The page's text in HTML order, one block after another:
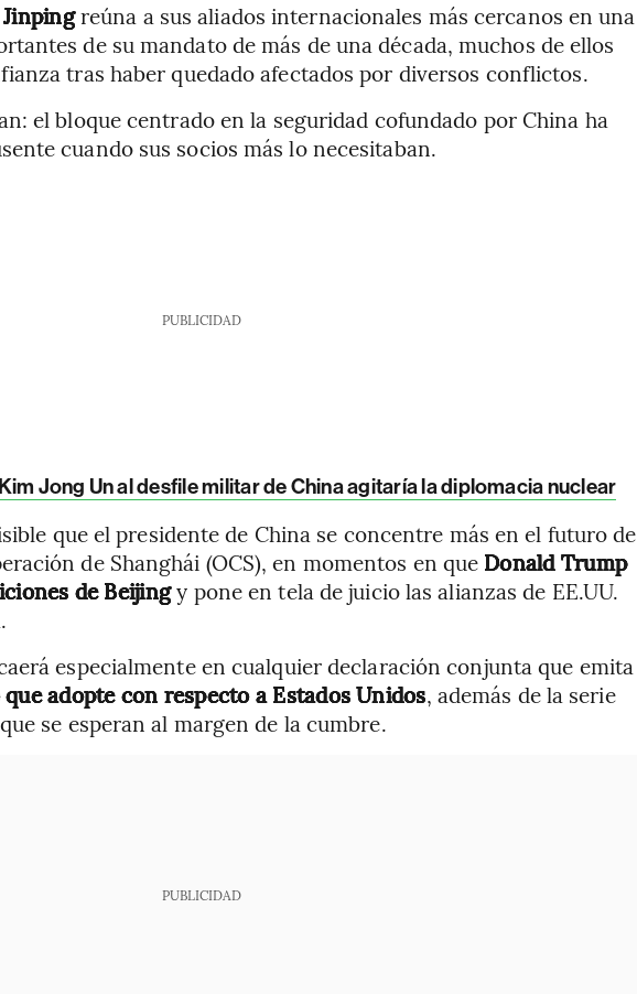
Jinpingreúna a sus aliados internacionales más cercanos en una
de su mandato de más de una década, muchos de ellos
tras haber quedado afectados por diversos conflictos.
el bloque centrado en la seguridad cofundado por China ha
cuando sus socios más lo necesitaban.
PUBLICIDAD
Jong Un al desfile militar de China agitaría la diplomacia nuclear
que el presidente de China se concentre más en el futuro de
de Shanghái (OCS), en momentos en que Donald Trump
de Beijingy pone en tela de juicio las alianzas de EE.UU.
especialmente en cualquier declaración conjunta que emita
adopte con respecto a Estados Unidos, además de la serie
se esperan al margen de la cumbre.
PUBLICIDAD